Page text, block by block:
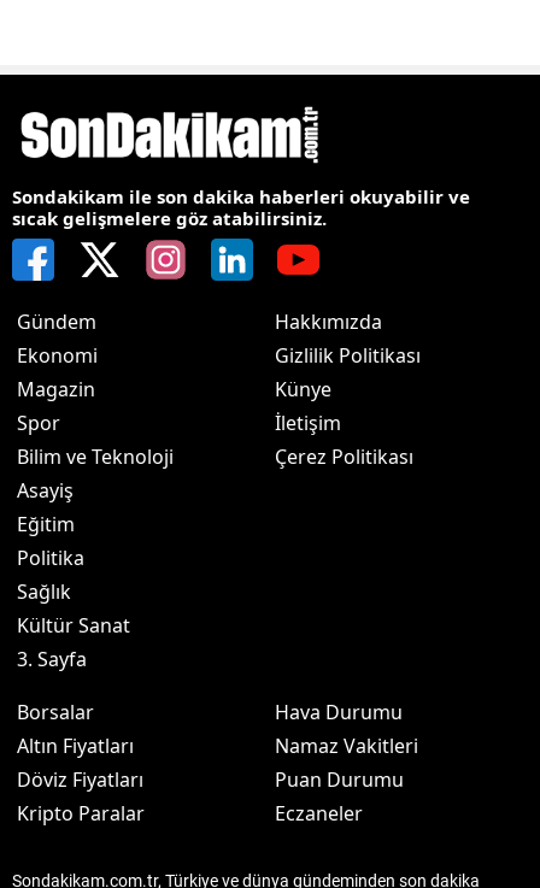
Sondakikam ile son dakika haberleri okuyabilir ve
sıcak gelişmelere göz atabilirsiniz.
Gündem
Ekonomi
Magazin
Spor
Bilim ve Teknoloji
Asayiş
Eğitim
Politika
Sağlık
Kültür Sanat
3. Sayfa
Hakkımızda
Gizlilik Politikası
Künye
İletişim
Çerez Politikası
Borsalar
Altın Fiyatları
Döviz Fiyatları
Kripto Paralar
Hava Durumu
Namaz Vakitleri
Puan Durumu
Eczaneler
Sondakikam.com.tr, Türkiye ve dünya gündeminden son dakika